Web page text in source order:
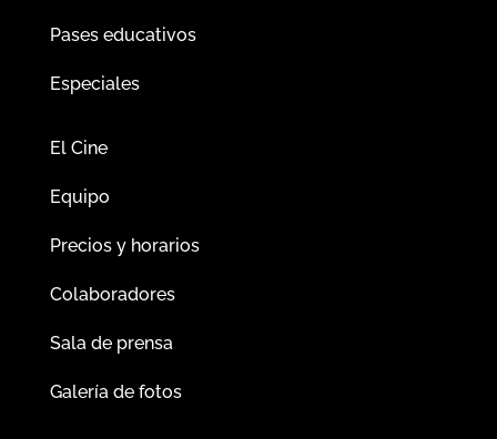
Pases educativos
Especiales
El Cine
Equipo
Precios y horarios
Colaboradores
Sala de prensa
Galería de fotos